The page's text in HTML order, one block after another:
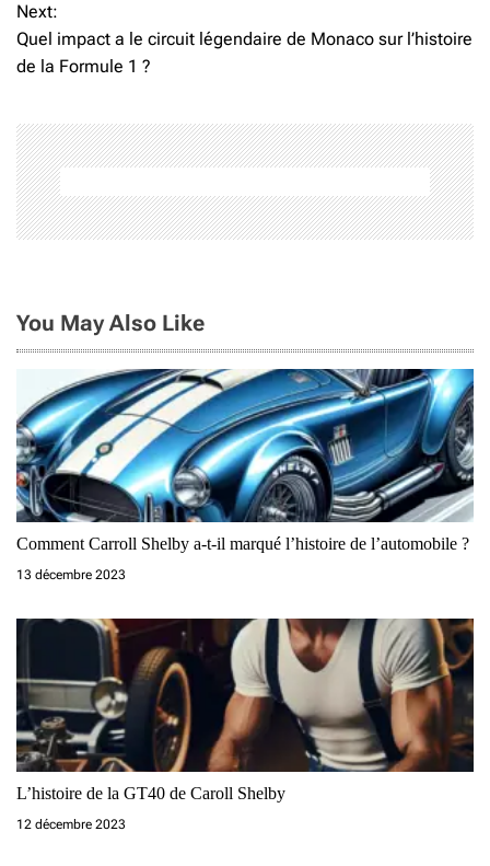
v
i
a
t
i
n
d
l
’
a
r
c
l
e
Next:
Quel impact a le circuit légendaire de Monaco sur l’histoire
de la Formule 1 ?
You May Also Like
Comment Carroll Shelby a-t-il marqué l’histoire de l’automobile ?
13 décembre 2023
L’histoire de la GT40 de Caroll Shelby
12 décembre 2023